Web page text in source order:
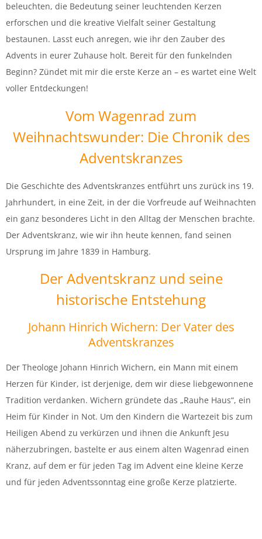
beleuchten, die Bedeutung seiner leuchtenden Kerzen
erforschen und die kreative Vielfalt seiner Gestaltung
bestaunen. Lasst euch anregen, wie ihr den Zauber des
Advents in eurer Zuhause holt. Bereit für den funkelnden
Beginn? Zündet mit mir die erste Kerze an – es wartet eine Welt
voller Entdeckungen!
Vom Wagenrad zum
Weihnachtswunder: Die Chronik des
Adventskranzes
Die Geschichte des Adventskranzes entführt uns zurück ins 19.
Jahrhundert, in eine Zeit, in der die Vorfreude auf Weihnachten
ein ganz besonderes Licht in den Alltag der Menschen brachte.
Der Adventskranz, wie wir ihn heute kennen, fand seinen
Ursprung im Jahre 1839 in Hamburg.
Der Adventskranz und seine
historische Entstehung
Johann Hinrich Wichern: Der Vater des
Adventskranzes
Der Theologe Johann Hinrich Wichern, ein Mann mit einem
Herzen für Kinder, ist derjenige, dem wir diese liebgewonnene
Tradition verdanken. Wichern gründete das „Rauhe Haus“, ein
Heim für Kinder in Not. Um den Kindern die Wartezeit bis zum
Heiligen Abend zu verkürzen und ihnen die Ankunft Jesu
näherzubringen, bastelte er aus einem alten Wagenrad einen
Kranz, auf dem er für jeden Tag im Advent eine kleine Kerze
und für jeden Adventssonntag eine große Kerze platzierte.